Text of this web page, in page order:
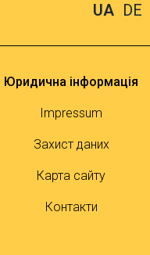
UA DE
Юридична інформація
Impressum
Захист даних
Карта сайту
Контакти